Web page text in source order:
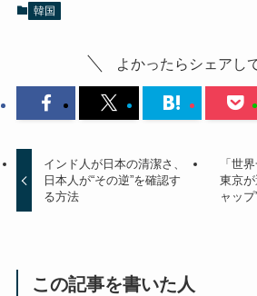
韓国
よかったらシェアし
インド人が日本の清潔さ、
日本人が“その逆”を確認す
る方法
「世
東京が
ャップ
この記事を書いた人